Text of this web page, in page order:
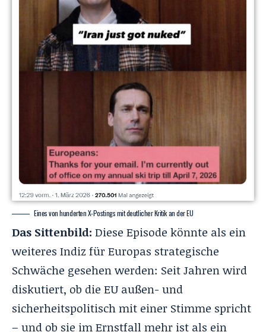
Eines von hunderten X-Postings mit deutlicher Kritik an der EU
Das Sittenbild: Diese Episode könnte als ein
weiteres Indiz für Europas strategische
Schwäche gesehen werden: Seit Jahren wird
diskutiert, ob die EU außen- und
sicherheitspolitisch mit einer Stimme spricht
– und ob sie im Ernstfall mehr ist als ein